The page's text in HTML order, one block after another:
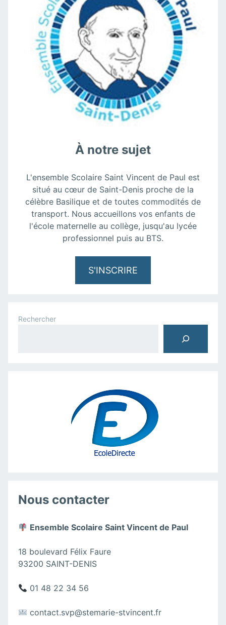
À notre sujet
L'ensemble Scolaire Saint Vincent de Paul est
situé au cœur de Saint-Denis proche de la
célèbre Basilique et de toutes commodités de
transport. Nous accueillons vos enfants de
l'école maternelle au collège, jusqu'au lycée
professionnel puis au BTS.
S'INSCRIRE
Rechercher
Nous contacter
Ensemble Scolaire Saint Vincent de Paul
18 boulevard Félix Faure
93200 SAINT-DENIS
01 48 22 34 56
contact.svp@stemarie-stvincent.fr